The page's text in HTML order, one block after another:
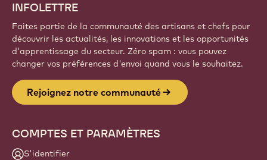
INFOLETTRE
Faites partie de la communauté des artisans et chefs pour
découvrir les actualités, les innovations et les opportunités
d'apprentissage du secteur. Zéro spam : vous pouvez
changer vos préférences d'envoi quand vous le souhaitez.
Rejoignez notre communauté
COMPTES ET PARAMÈTRES
S'identifier